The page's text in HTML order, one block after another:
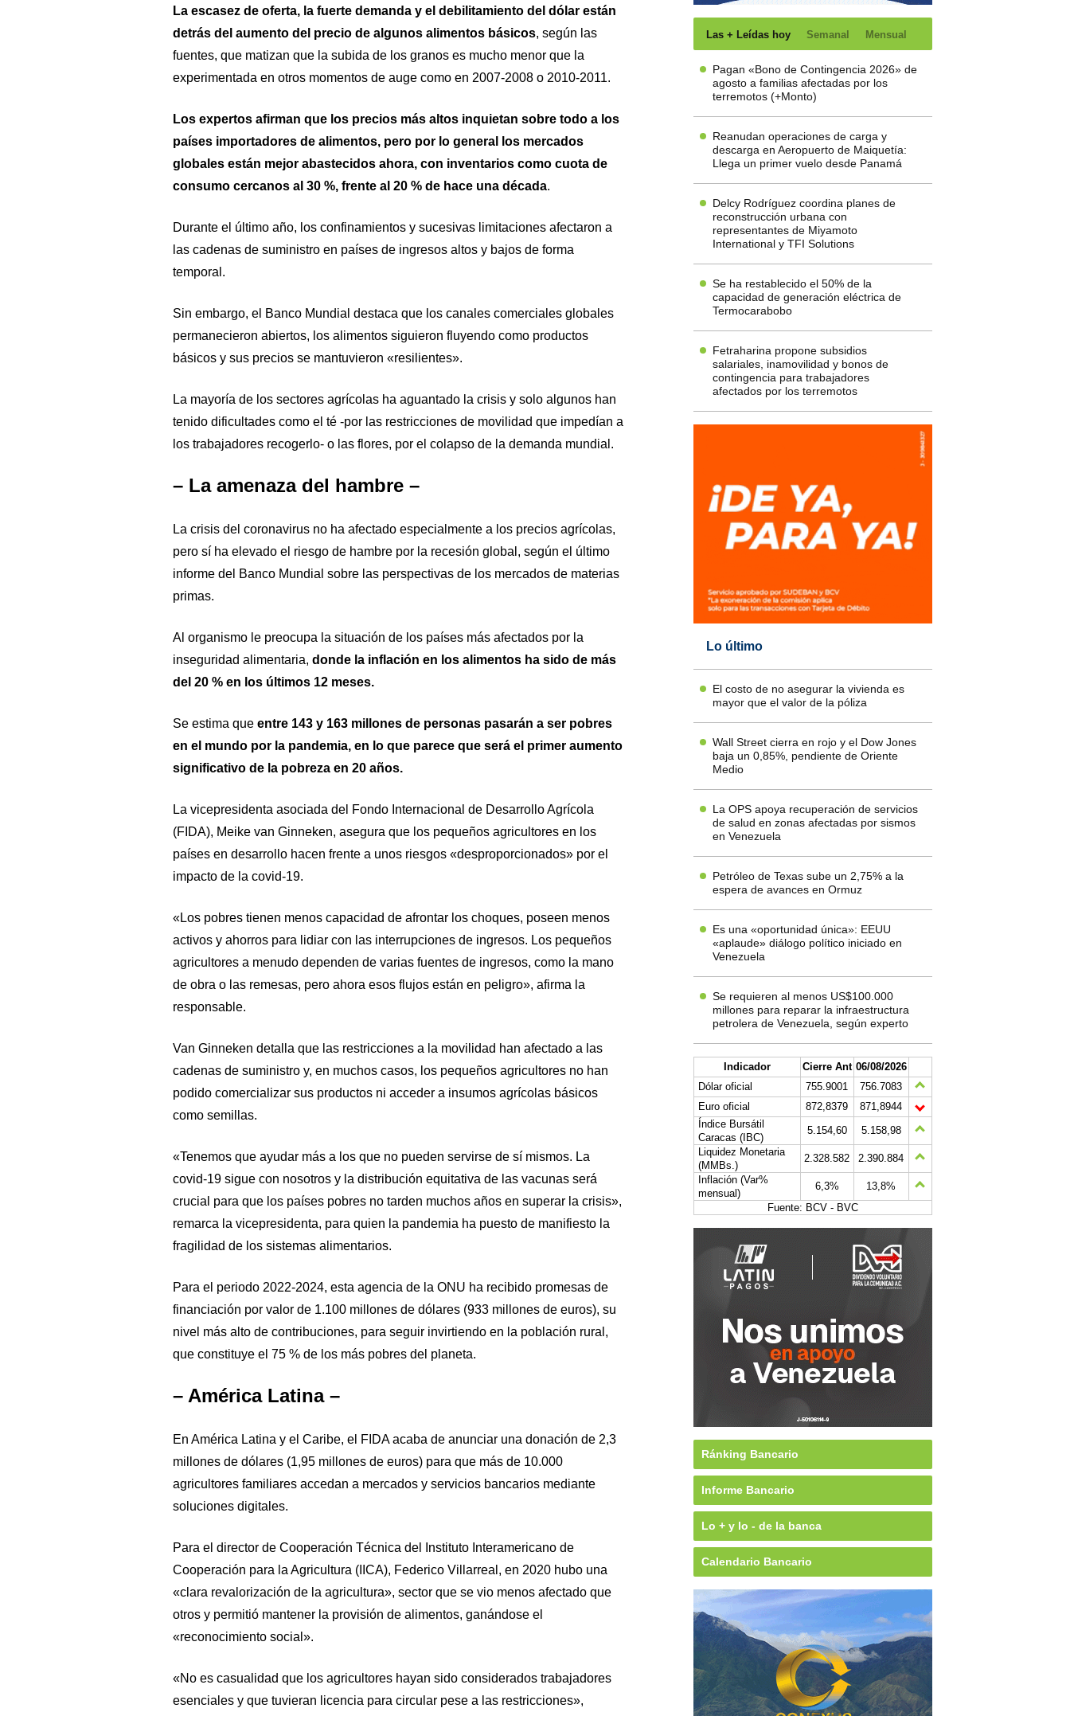
La escasez de oferta, la fuerte demanda y el debilitamiento del dólar están
detrás del aumento del precio de algunos alimentos básicos, según las
fuentes, que matizan que la subida de los granos es mucho menor que la
experimentada en otros momentos de auge como en 2007-2008 o 2010-2011.
Los expertos afirman que los precios más altos inquietan sobre todo a los
países importadores de alimentos, pero por lo general los mercados
globales están mejor abastecidos ahora, con inventarios como cuota de
consumo cercanos al 30 %, frente al 20 % de hace una década.
Durante el último año, los confinamientos y sucesivas limitaciones afectaron a
las cadenas de suministro en países de ingresos altos y bajos de forma
temporal.
Sin embargo, el Banco Mundial destaca que los canales comerciales globales
permanecieron abiertos, los alimentos siguieron fluyendo como productos
básicos y sus precios se mantuvieron «resilientes».
La mayoría de los sectores agrícolas ha aguantado la crisis y solo algunos han
tenido dificultades como el té -por las restricciones de movilidad que impedían a
los trabajadores recogerlo- o las flores, por el colapso de la demanda mundial.
– La amenaza del hambre –
La crisis del coronavirus no ha afectado especialmente a los precios agrícolas,
pero sí ha elevado el riesgo de hambre por la recesión global, según el último
informe del Banco Mundial sobre las perspectivas de los mercados de materias
primas.
Al organismo le preocupa la situación de los países más afectados por la
inseguridad alimentaria, donde la inflación en los alimentos ha sido de más
del 20 % en los últimos 12 meses.
Se estima que entre 143 y 163 millones de personas pasarán a ser pobres
en el mundo por la pandemia, en lo que parece que será el primer aumento
significativo de la pobreza en 20 años.
La vicepresidenta asociada del Fondo Internacional de Desarrollo Agrícola
(FIDA), Meike van Ginneken, asegura que los pequeños agricultores en los
países en desarrollo hacen frente a unos riesgos «desproporcionados» por el
impacto de la covid-19.
«Los pobres tienen menos capacidad de afrontar los choques, poseen menos
activos y ahorros para lidiar con las interrupciones de ingresos. Los pequeños
agricultores a menudo dependen de varias fuentes de ingresos, como la mano
de obra o las remesas, pero ahora esos flujos están en peligro», afirma la
responsable.
Van Ginneken detalla que las restricciones a la movilidad han afectado a las
cadenas de suministro y, en muchos casos, los pequeños agricultores no han
podido comercializar sus productos ni acceder a insumos agrícolas básicos
como semillas.
«Tenemos que ayudar más a los que no pueden servirse de sí mismos. La
covid-19 sigue con nosotros y la distribución equitativa de las vacunas será
crucial para que los países pobres no tarden muchos años en superar la crisis»,
remarca la vicepresidenta, para quien la pandemia ha puesto de manifiesto la
fragilidad de los sistemas alimentarios.
Para el periodo 2022-2024, esta agencia de la ONU ha recibido promesas de
financiación por valor de 1.100 millones de dólares (933 millones de euros), su
nivel más alto de contribuciones, para seguir invirtiendo en la población rural,
que constituye el 75 % de los más pobres del planeta.
– América Latina –
En América Latina y el Caribe, el FIDA acaba de anunciar una donación de 2,3
millones de dólares (1,95 millones de euros) para que más de 10.000
agricultores familiares accedan a mercados y servicios bancarios mediante
soluciones digitales.
Para el director de Cooperación Técnica del Instituto Interamericano de
Cooperación para la Agricultura (IICA), Federico Villarreal, en 2020 hubo una
«clara revalorización de la agricultura», sector que se vio menos afectado que
otros y permitió mantener la provisión de alimentos, ganándose el
«reconocimiento social».
«No es casualidad que los agricultores hayan sido considerados trabajadores
esenciales y que tuvieran licencia para circular pese a las restricciones»,
Las + Leídas hoy Semanal Mensual
Pagan «Bono de Contingencia 2026» de
agosto a familias afectadas por los
terremotos (+Monto)
Reanudan operaciones de carga y
descarga en Aeropuerto de Maiquetía:
Llega un primer vuelo desde Panamá
Delcy Rodríguez coordina planes de
reconstrucción urbana con
representantes de Miyamoto
International y TFI Solutions
Se ha restablecido el 50% de la
capacidad de generación eléctrica de
Termocarabobo
Fetraharina propone subsidios
salariales, inamovilidad y bonos de
contingencia para trabajadores
afectados por los terremotos
Lo último
El costo de no asegurar la vivienda es
mayor que el valor de la póliza
Wall Street cierra en rojo y el Dow Jones
baja un 0,85%, pendiente de Oriente
Medio
La OPS apoya recuperación de servicios
de salud en zonas afectadas por sismos
en Venezuela
Petróleo de Texas sube un 2,75% a la
espera de avances en Ormuz
Es una «oportunidad única»: EEUU
«aplaude» diálogo político iniciado en
Venezuela
Se requieren al menos US$100.000
millones para reparar la infraestructura
petrolera de Venezuela, según experto
Indicador Cierre Ant 06/08/2026
Dólar oficial
755.9001
756.7083
Euro oficial
872,8379
871,8944
Índice Bursátil
Caracas (IBC)
5.154,60
5.158,98
Liquidez Monetaria
(MMBs.)
2.328.582
2.390.884
Inflación (Var%
mensual)
6,3%
13,8%
Fuente: BCV - BVC
Ránking Bancario
Informe Bancario
Lo + y lo - de la banca
Calendario Bancario